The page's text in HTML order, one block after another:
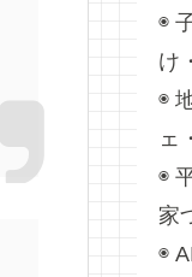
◉
け
◉
ェ
◉
家
◉